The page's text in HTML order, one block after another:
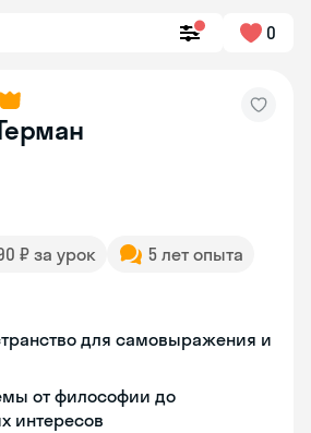
0
₽ за урок
5 лет опыта
для самовыражения и
от философии до
интересов